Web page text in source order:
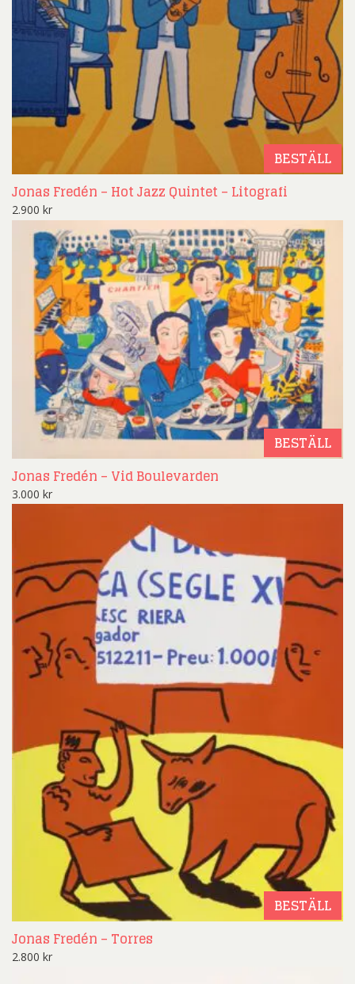
BESTÄLL
Jonas Fredén – Hot Jazz Quintet – Litografi
2.900 kr
BESTÄLL
Jonas Fredén – Vid Boulevarden
3.000 kr
BESTÄLL
Jonas Fredén – Torres
2.800 kr